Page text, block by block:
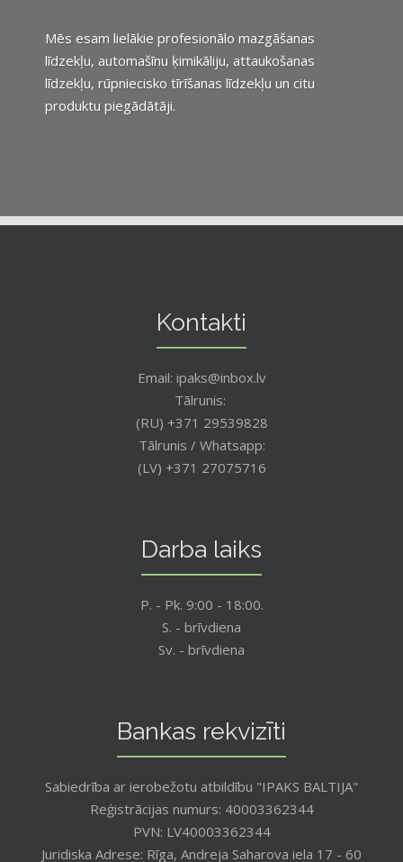
Mēs esam lielākie profesionālo mazgāšanas
līdzekļu, automašīnu ķimikāliju, attaukošanas
līdzekļu, rūpniecisko tīrīšanas līdzekļu un citu
produktu piegādātāji.
Kontakti
Email: ipaks@inbox.lv
Tālrunis:
(RU) +371 29539828
Tālrunis / Whatsapp:
(LV) +371 27075716
Darba laiks
P. - Pk. 9:00 - 18:00.
S. - brīvdiena
Sv. - brīvdiena
Bankas rekvizīti
Sabiedrība ar ierobežotu atbildību "IPAKS BALTIJA"
Reģistrācijas numurs: 40003362344
PVN: LV40003362344
Juridiska Adrese: Rīga, Andreja Saharova iela 17 - 60